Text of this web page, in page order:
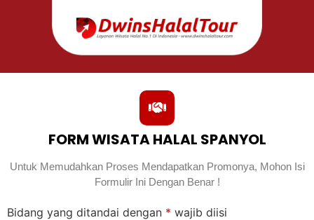
FORM WISATA HALAL SPANYOL
Untuk Memudahkan Proses Mendapatkan Promonya, Mohon Isi
Formulir Ini Dengan Benar !
Bidang yang ditandai dengan * wajib diisi